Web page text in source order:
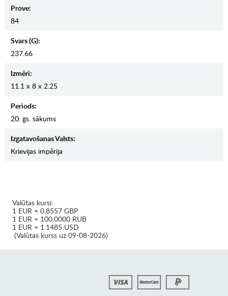
Prove:
84
Svars (g):
237.66
Izmēri:
11.1 x 8 x 2.25
Periods:
20. gs. sākums
Izgatavošanas Valsts:
Krievijas impērija
Valūtas kursi:
1 EUR = 0.8557 GBP
1 EUR = 100.0000 RUB
1 EUR = 1.1485 USD
(Valūtas kurss uz 09-08-2026)